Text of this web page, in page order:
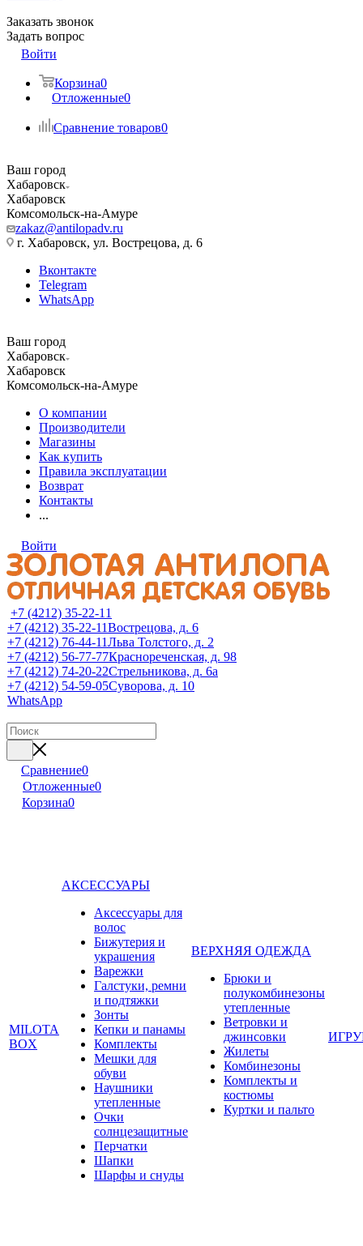
Заказать звонок
Задать вопрос
Войти
Корзина0
Отложенные0
Сравнение товаров0
Ваш город
Хабаровск
Хабаровск
Комсомольск-на-Амуре
zakaz@antilopadv.ru
г. Хабаровск, ул. Вострецова, д. 6
Вконтакте
Telegram
WhatsApp
Ваш город
Хабаровск
Хабаровск
Комсомольск-на-Амуре
О компании
Производители
Магазины
Как купить
Правила эксплуатации
Возврат
Контакты
...
Войти
+7 (4212) 35-22-11
+7 (4212) 35-22-11Вострецова, д. 6
+7 (4212) 76-44-11Льва Толстого, д. 2
+7 (4212) 56-77-77Краснореченская, д. 98
+7 (4212) 74-20-22Стрельникова, д. 6а
+7 (4212) 54-59-05Суворова, д. 10
WhatsApp
Сравнение0
Отложенные0
Корзина0
MILOTA
BOX
АКСЕССУАРЫ
Аксессуары для
волос
Бижутерия и
украшения
Варежки
Галстуки, ремни
и подтяжки
Зонты
Кепки и панамы
Комплекты
Мешки для
обуви
Наушники
утепленные
Очки
солнцезащитные
Перчатки
Шапки
Шарфы и снуды
ВЕРХНЯЯ ОДЕЖДА
Брюки и
полукомбинезоны
утепленные
Ветровки и
джинсовки
Жилеты
Комбинезоны
Комплекты и
костюмы
Куртки и пальто